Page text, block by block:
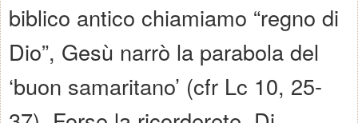
biblico antico chiamiamo “regno di
Dio”, Gesù narrò la parabola del
‘buon samaritano’ (cfr Lc 10, 25-